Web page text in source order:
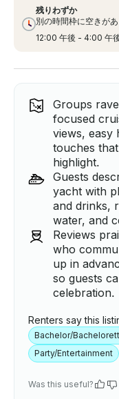
残りわずか
別の時間枠に空きがあ
12:00 午後 - 4:00 午
Groups
focused
views, easy
touches
highlight.
Guests
yacht with
and drinks,
water, and
Reviews
who
up in
so guests
celebration.
Renters say this
Bachelor/
Party/Entertainment
Was this useful?